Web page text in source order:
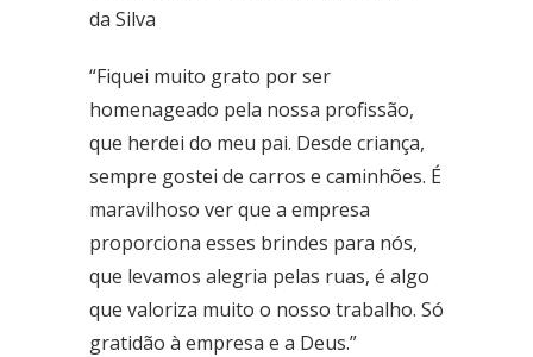
SCE Sul Trecho 1, Conj. 9 - Avenida das Nações Brasília (DF)
Fone: (61) 3242-9052
Taguatinga Setor Hoteleiro Sul
Área Especial de Postos – Pistão Sul Brasília (DF)
Fone: (61) 3036-9962
Se você procura outrs contatos, entre em contato conosco,
enviando um e-mail para contato@brasal.com.br. Obrigado!
da Silva
“Fiquei muito grato por ser
homenageado pela nossa profissão,
que herdei do meu pai. Desde criança,
sempre gostei de carros e caminhões. É
maravilhoso ver que a empresa
proporciona esses brindes para nós,
que levamos alegria pelas ruas, é algo
que valoriza muito o nosso trabalho. Só
gratidão à empresa e a Deus.”